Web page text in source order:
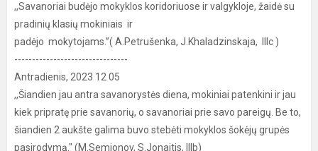
,,Savanoriai budėjo mokyklos koridoriuose ir valgykloje, žaidė su
pradinių klasių mokiniais ir
padėjo mokytojams.’’( A.Petrušenka, J.Khaladzinskaja, IIIc )
--------------------------------
Antradienis, 2023 12 05
,,Šiandien jau antra savanorystės diena, mokiniai patenkini ir jau
kiek pripratę prie savanorių, o savanoriai prie savo pareigų. Be to,
šiandien 2 aukšte galima buvo stebėti mokyklos šokėjų grupės
pasirodymą." (M.Semionov, S.Jonaitis, IIIb)